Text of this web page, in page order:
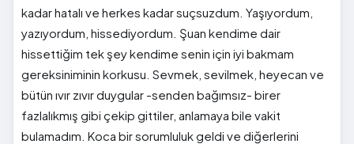
kadar hatalı ve herkes kadar suçsuzdum. Yaşıyordum,
yazıyordum, hissediyordum. Şuan kendime dair
hissettiğim tek şey kendime senin için iyi bakmam
gereksiniminin korkusu. Sevmek, sevilmek, heyecan ve
bütün ıvır zıvır duygular -senden bağımsız- birer
fazlalıkmış gibi çekip gittiler, anlamaya bile vakit
bulamadım. Koca bir sorumluluk geldi ve diğerlerini